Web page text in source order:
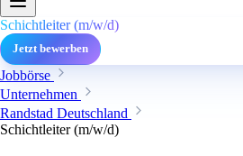
Schichtleiter (m/w/d)
Jetzt bewerben
Jobbörse
Unternehmen
Randstad Deutschland
Schichtleiter (m/w/d)